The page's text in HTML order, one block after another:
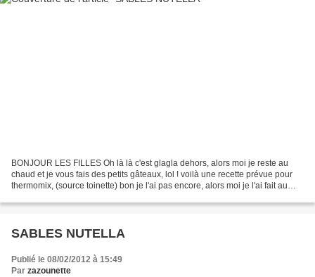
BONJOUR LES FILLES Oh là là c'est glagla dehors, alors moi je reste au
chaud et je vous fais des petits gâteaux, lol ! voilà une recette prévue pour
thermomix, (source toinette) bon je l'ai pas encore, alors moi je l'ai fait au
SABLES NUTELLA
Publié le 08/02/2012 à 15:49
Par zazounette